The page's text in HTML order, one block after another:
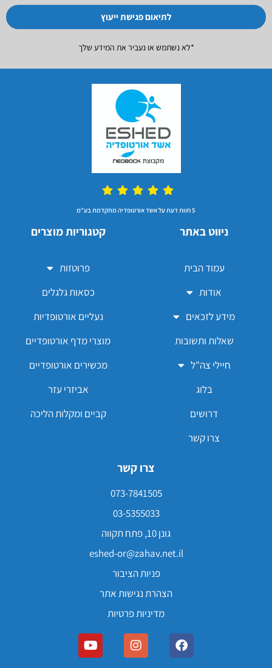
לתיאום פגישת ייעוץ
*לא נשתמש או נעביר את המידע שלך
5 חוות דעת על אשד אורטופדיה מתקדמת בע"מ
ניווט באתר
עמוד הבית
אודות
מידע לזכאים
שאלות ותשובות
חיילי צה"ל
בלוג
דרושים
צרו קשר
קטגוריות מוצרים
פרוטזות
כסאות גלגלים
נעליים אורטופדיות
מוצרי מדף אורטופדיים
מכשירים אורטופדיים
אביזרי עזר
קביים ומקלות הליכה
צרו קשר
073-7841505
03-5355033
גונן 10, פתח תקווה
eshed-or@zahav.net.il
פניות הציבור
הצהרת נגישות אתר
מדיניות פרטיות